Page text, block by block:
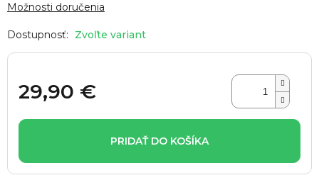
Zvoľte variant
Možnosti doručenia
29,90 €
cena:
PRIDAŤ DO KOŠÍKA